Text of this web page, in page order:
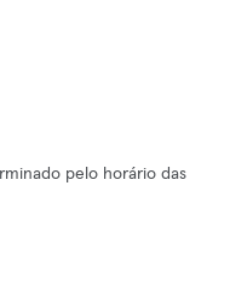
pelo horário das